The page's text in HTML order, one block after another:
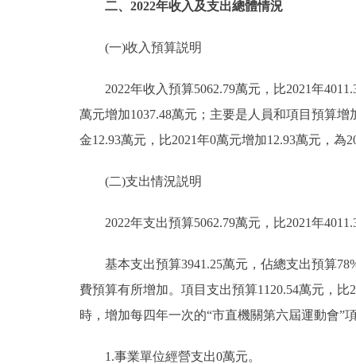
二、2022年收入及支出總體情況
(一)收入預算説明
2022年收入預算5062.79萬元，比2021年
萬元增加1037.48萬元；主要是人員和項目預算
金12.93萬元，比2021年0萬元增加12.93萬元，為
(二)支出情況説明
2022年支出預算5062.79萬元，比2021年
基本支出預算3941.25萬元，佔總支出預算
費預算有所增加。項目支出預算1120.54萬元，
時，增加每四年一次的“市直機關第六屆運動會”
1.事業單位經營支出0萬元。